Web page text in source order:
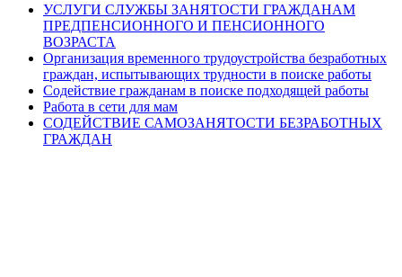
УСЛУГИ СЛУЖБЫ ЗАНЯТОСТИ ГРАЖДАНАМ
ПРЕДПЕНСИОННОГО И ПЕНСИОННОГО
ВОЗРАСТА
Организация временного трудоустройства безработных
граждан, испытывающих трудности в поиске работы
Содействие гражданам в поиске подходящей работы
Работа в сети для мам
СОДЕЙСТВИЕ САМОЗАНЯТОСТИ БЕЗРАБОТНЫХ
ГРАЖДАН